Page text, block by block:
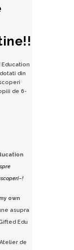
Education
din
de 6-
own
asupra
Edu
de